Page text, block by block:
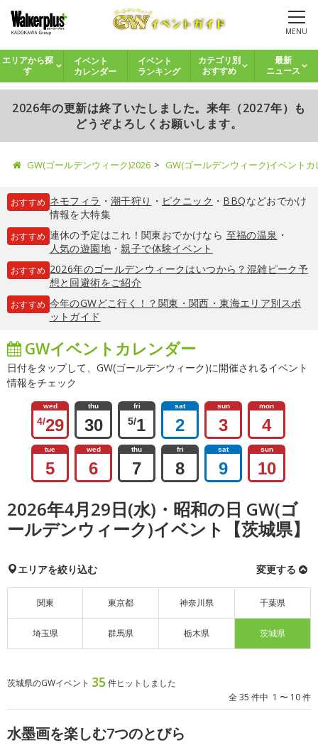
MENU
エリアから探
す
イベント
カレンダー
イベント
ランキング
カテゴリ別
おすすめ
最新
ニュース
2026年の更新は終了いたしました。来年（2027年）も
どうぞよろしくお願いします。
GW(ゴールデンウィーク)2026 GW(ゴールデンウィーク)イベント
おすすめ ネモフィラ ・ 潮干狩り ・ ピクニック ・ BBQなどおでかけ
情報を大特集
おすすめ 連休の予定はこれ！関東おでかけなら 至福の温泉 ・
人気の遊園地・親子で体験イベント
おすすめ 2026年のゴールデンウィークはいつから？混雑ピーク予
想と回避術をご紹介
おすすめ 今年のGWどこ行く！？関東・関西・東海エリア別スポ
ットガイド
GWイベントカレンダー
日付をタップして、GW(ゴールデンウィーク)に開催されるイベント
情報をチェック
wed
4/29
thu
30
fri
5/1
sat
2
sun
3
mon
4
tue
5
wed
6
thu
7
fri
8
sat
9
sun
10
2026年4月29日(水)・昭和の日 GW(ゴ
ールデンウィーク)イベント【茨城県】
エリアを絞り込む 変更する
関東 東京都 神奈川県 千葉県
埼玉県 群馬県 栃木県 茨城県
茨城県のGWイベント 35 件ヒットしました
全 35 件中 1 〜 10 件
水墨画を楽しむ7つのとびら